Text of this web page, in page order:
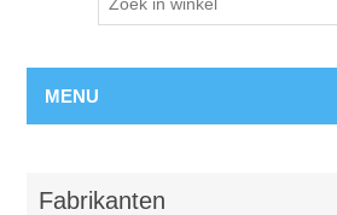
MENU
Fabrikanten